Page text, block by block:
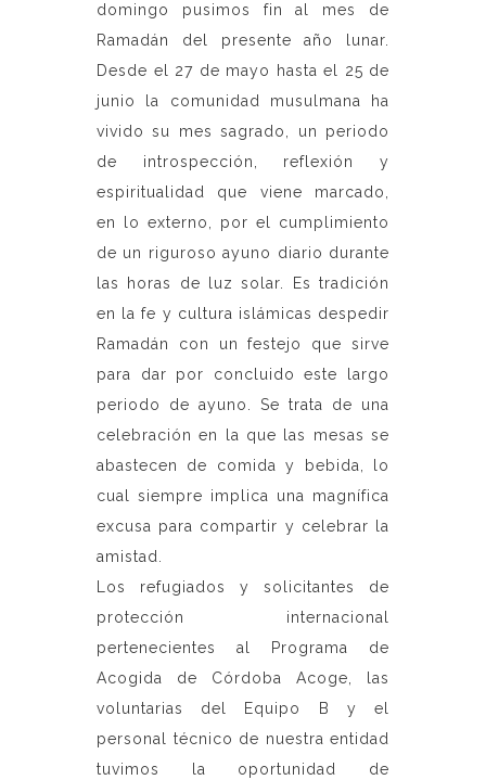
domingo pusimos fin al mes de
Ramadán del presente año lunar.
Desde el 27 de mayo hasta el 25 de
junio la comunidad musulmana ha
vivido su mes sagrado, un periodo
de introspección, reflexión y
espiritualidad que viene marcado,
en lo externo, por el cumplimiento
de un riguroso ayuno diario durante
las horas de luz solar. Es tradición
en la fe y cultura islámicas despedir
Ramadán con un festejo que sirve
para dar por concluido este largo
periodo de ayuno. Se trata de una
celebración en la que las mesas se
abastecen de comida y bebida, lo
cual siempre implica una magnífica
excusa para compartir y celebrar la
amistad.
Los refugiados y solicitantes de
protección internacional
pertenecientes al Programa de
Acogida de Córdoba Acoge, las
voluntarias del Equipo B y el
personal técnico de nuestra entidad
tuvimos la oportunidad de